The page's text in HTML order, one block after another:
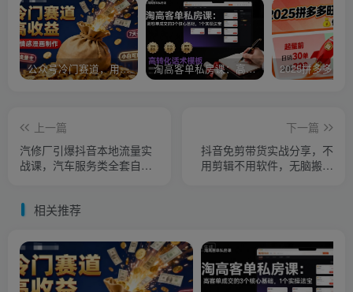
公众号冷门赛道，用AI做情感漫画，7天开通流量主，操作简单，小白可玩 淘高客单私房课：高客单成交的3个核心基础，1个实操法宝
上一篇
汽修厂引爆抖音本地流量实
战课，汽车服务类全套自运
下一篇
抖音免剪带货实战分享，不
用剪辑不用软件，无脑搬运
相关推荐